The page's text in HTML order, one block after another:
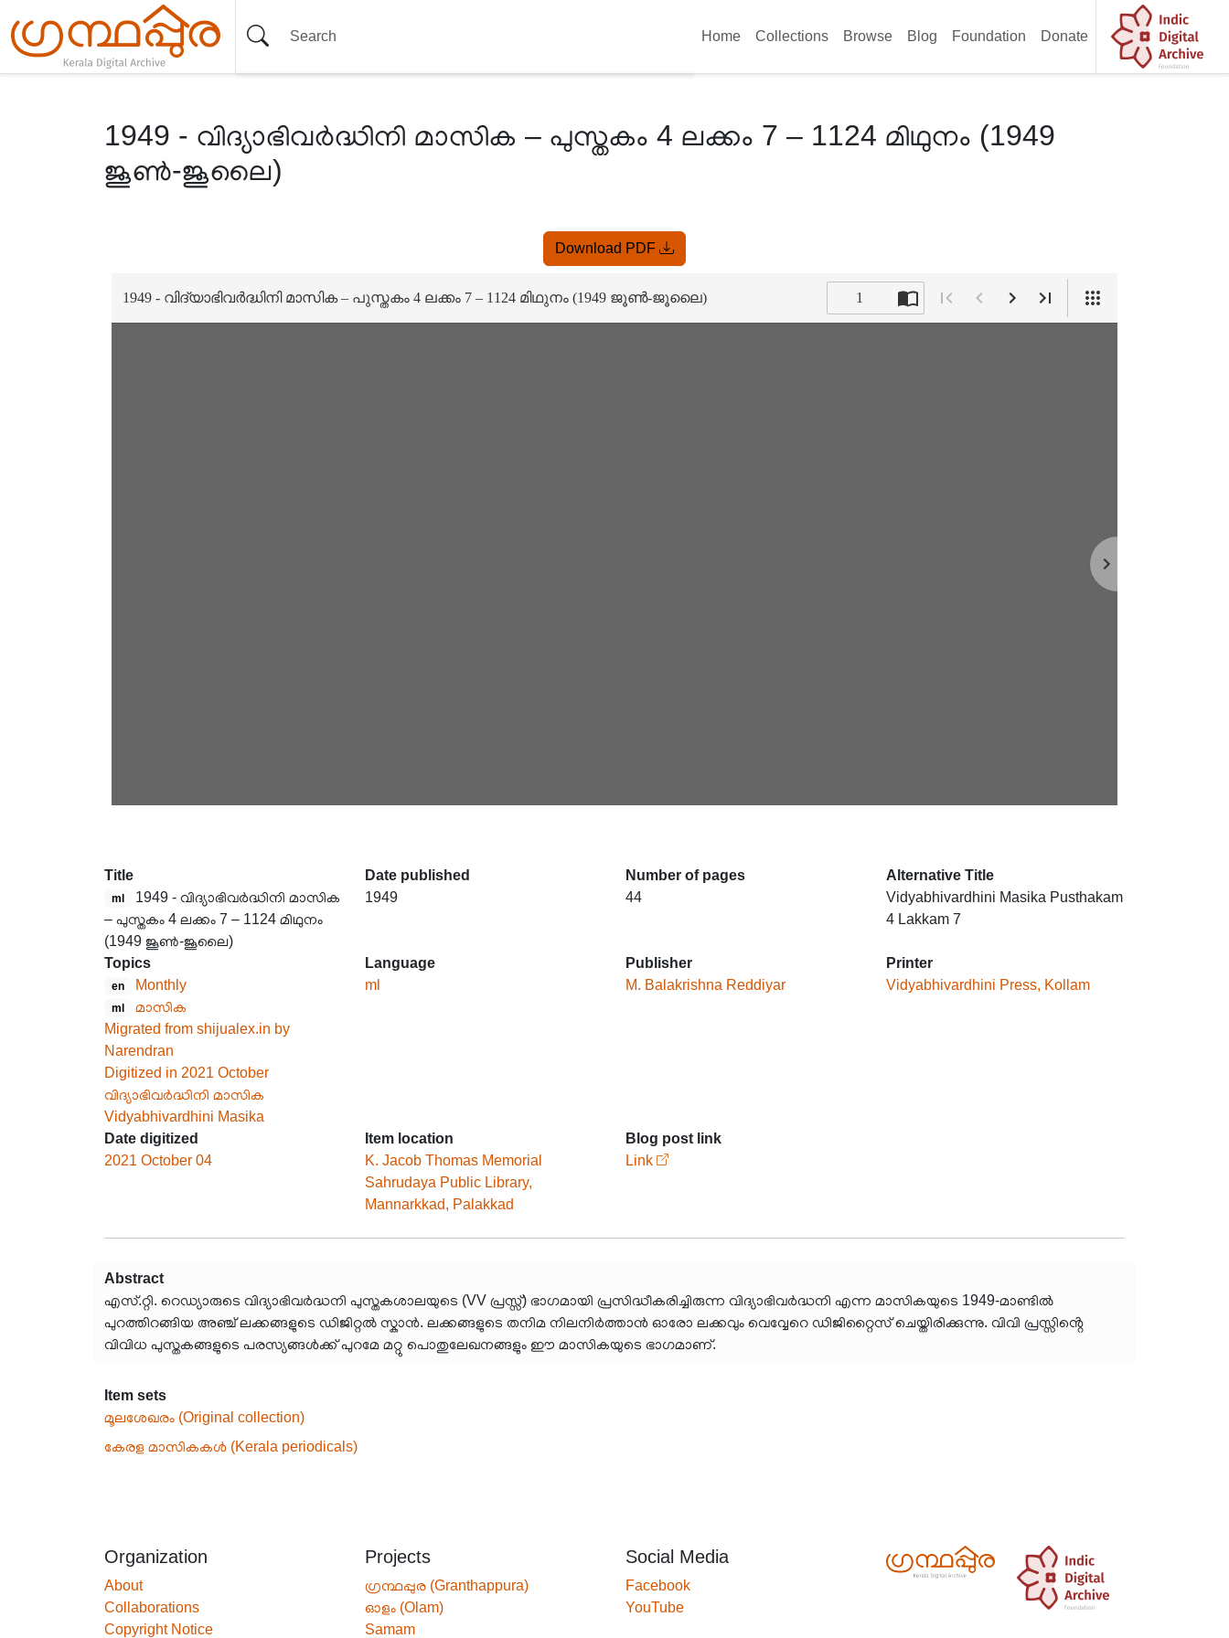
Home Collections Browse Blog Foundation Donate
1949 - വിദ്യാഭിവർദ്ധിനി മാസിക – പുസ്തകം 4 ലക്കം 7 – 1124 മിഥുനം (1949
ജൂൺ-ജൂലൈ)
Download PDF
Title
ml
1949 - വിദ്യാഭിവർദ്ധിനി മാസിക
– പുസ്തകം 4 ലക്കം 7 – 1124 മിഥുനം
(1949 ജൂൺ-ജൂലൈ)
Date published
1949
Number of pages
44
Alternative Title
Vidyabhivardhini Masika Pusthakam
4 Lakkam 7
Topics
en Monthly
ml
മാസിക
Migrated from shijualex.in by
Narendran
Digitized in 2021 October
വിദ്യാഭിവർദ്ധിനി മാസിക
Vidyabhivardhini Masika
Language
ml
Publisher
M. Balakrishna Reddiyar
Printer
Vidyabhivardhini Press, Kollam
Date digitized
2021 October 04
Item location
K. Jacob Thomas Memorial
Sahrudaya Public Library,
Mannarkkad, Palakkad
Blog post link
Link
Abstract
എസ്.റ്റി. റെഡ്യാരുടെ വിദ്യാഭിവർദ്ധനി പുസ്തകശാലയുടെ (VV പ്രസ്സ്) ഭാഗമായി പ്രസിദ്ധീകരിച്ചിരുന്ന വിദ്യാഭിവർദ്ധനി എന്ന മാസികയുടെ 1949-മാണ്ടിൽ
പുറത്തിറങ്ങിയ അഞ്ച് ലക്കങ്ങളുടെ ഡിജിറ്റൽ സ്കാൻ. ലക്കങ്ങളുടെ തനിമ നിലനിർത്താൻ ഓരോ ലക്കവും വെവ്വേറെ ഡിജിറ്റൈസ് ചെയ്തിരിക്കുന്നു. വിവി പ്രസ്സിൻ്റെ
വിവിധ പുസ്തകങ്ങളുടെ പരസ്യങ്ങൾക്ക് പുറമേ മറ്റു പൊതുലേഖനങ്ങളും ഈ മാസികയുടെ ഭാഗമാണ്.
Item sets
മൂലശേഖരം (Original collection)
കേരള മാസികകൾ (Kerala periodicals)
Organization
About
Collaborations
Copyright Notice
Projects
ഗ്രന്ഥപ്പുര (Granthappura)
ഓളം (Olam)
Samam
Social Media
Facebook
YouTube